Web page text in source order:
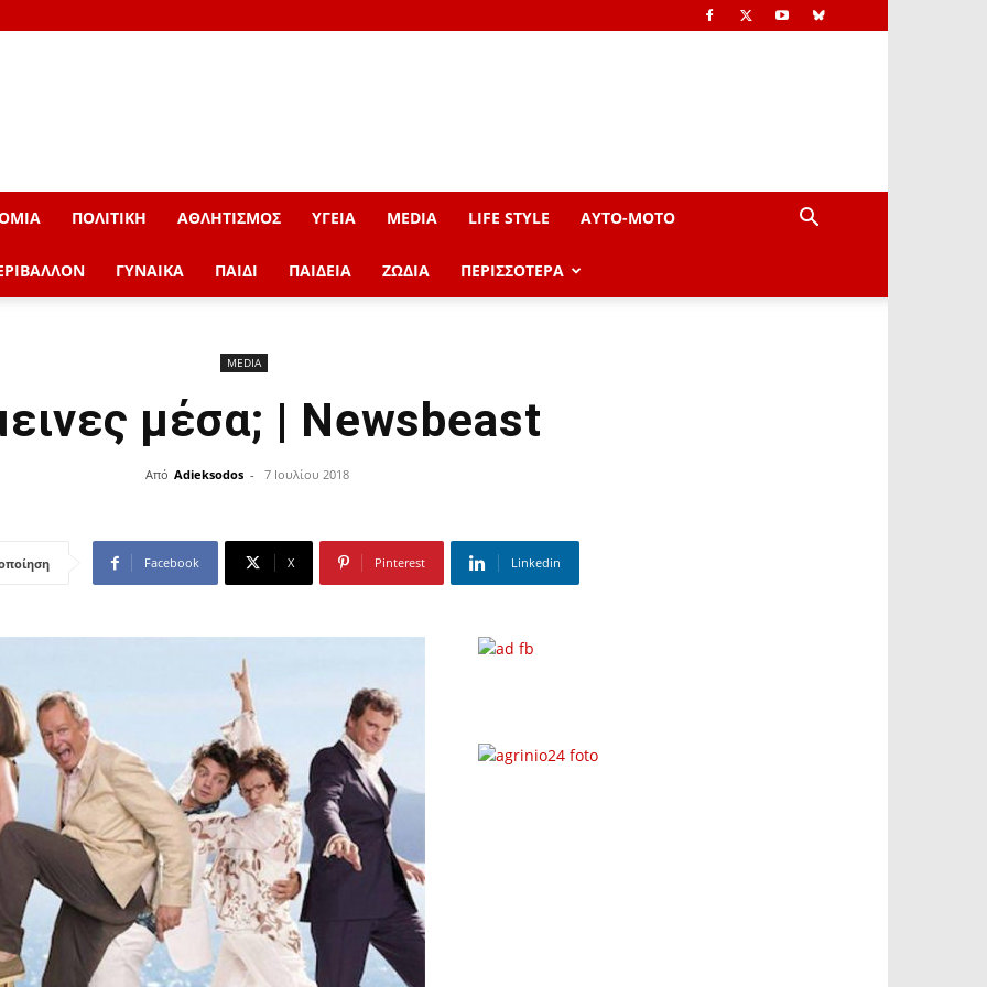
ΠΟΛΙΤΙΚΗ ΑΘΛΗΤΙΣΜΟΣ ΥΓΕΙΑ MEDIA LIFE STYLE AYTO-ΜOTO
ΓΥΝΑΙΚΑ ΠΑΙΔΙ ΠΑΙΔΕΙΑ ΖΩΔΙΑ ΠΕΡΙΣΣΟΤΕΡΑ
MEDIA
μέσα; | Newsbeast
Από Adieksodos - 7 Ιουλίου 2018
Facebook X Pinterest Linkedin